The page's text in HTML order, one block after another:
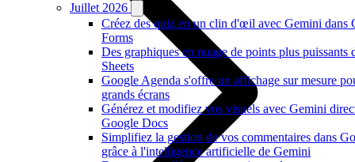
Juillet 2026
Créez des quiz en un clin d'œil avec Gemini dans
Forms
Des graphiques en nuage de points plus puissants
Sheets
Google Agenda s'offre un affichage sur mesure
grands écrans
Générez et modifiez vos visuels avec Gemini
Google Docs
Simplifiez la gestion de vos commentaires dans
grâce à l'intelligence artificielle de Gemini